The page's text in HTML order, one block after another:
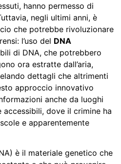
hanno permesso di
negli ultimi anni, è
che potrebbe rivoluzionare
l’uso del DNA
di DNA, che potrebbero
ora estratte dall’aria,
dettagli che altrimenti
approccio innovativo
anche da luoghi
dove il crimine ha
e apparentemente
è il materiale genetico che